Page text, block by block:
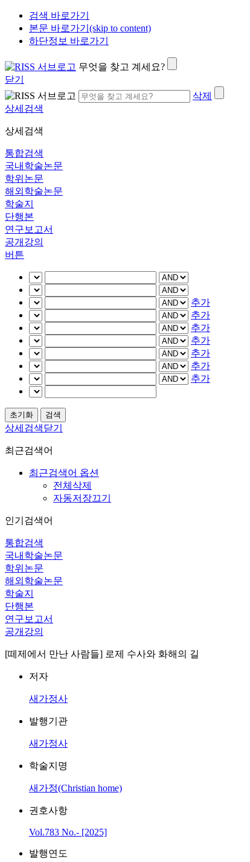
검색 바로가기
본문 바로가기(skip to content)
하단정보 바로가기
무엇을 찾고 계세요?
닫기
삭제
상세검색
상세검색
통합검색
국내학술논문
학위논문
해외학술논문
학술지
단행본
연구보고서
공개강의
버튼
추가
추가
추가
추가
추가
추가
추가
상세검색닫기
최근검색어
최근검색어 옵션
전체삭제
자동저장끄기
인기검색어
통합검색
국내학술논문
학위논문
해외학술논문
학술지
단행본
연구보고서
공개강의
[떼제에서 만난 사람들] 로제 수사와 화해의 길
저자
새가정사
발행기관
새가정사
학술지명
새가정(Christian home)
권호사항
Vol.783 No.- [2025]
발행연도